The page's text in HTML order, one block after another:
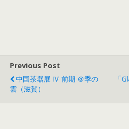
Previous Post
中国茶器展 Ⅳ 前期 ＠季の
雲（滋賀）
「